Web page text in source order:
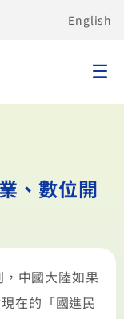
English
、數位開
中國大陸如果
在的「國進民